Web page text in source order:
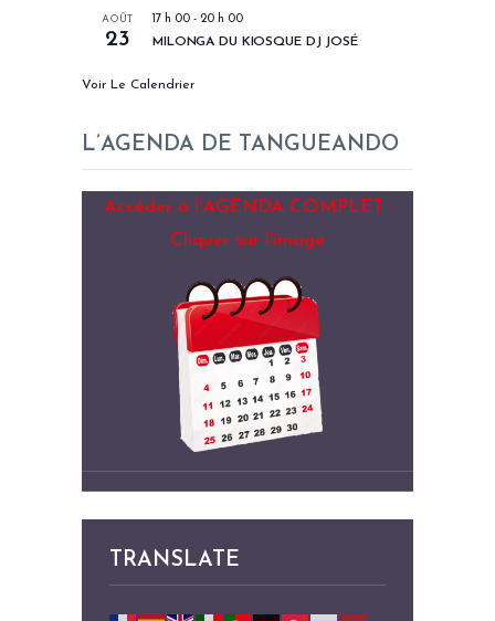
AOÛT
23
17 h 00 - 20 h 00
MILONGA DU KIOSQUE DJ JOSÉ
Voir Le Calendrier
L’AGENDA DE TANGUEANDO
Accéder à l’AGENDA COMPLET :
Cliquer sur l’image
TRANSLATE